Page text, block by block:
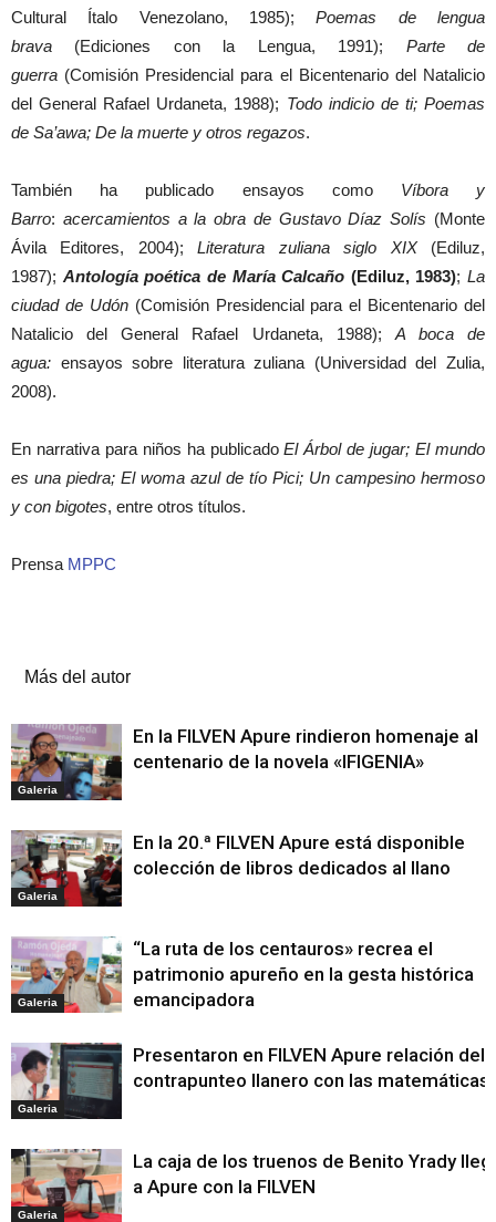
Cultural Ítalo Venezolano, 1985);Poemas de lengua
brava (Ediciones con la Lengua, 1991); Parte de
guerra (Comisión Presidencial para el Bicentenario del Natalicio
del General Rafael Urdaneta, 1988); Todo indicio de ti; Poemas
de Sa’awa; De la muerte y otros regazos.
También ha publicado ensayos como Víbora y
Barro: acercamientos a la obra de Gustavo Díaz Solís (Monte
Ávila Editores, 2004);Literatura zuliana siglo XIX(Ediluz,
1987); Antología poética de María Calcaño (Ediluz, 1983); La
ciudad de Udón(Comisión Presidencial para el Bicentenario del
Natalicio del General Rafael Urdaneta, 1988); A boca de
agua: ensayos sobre literatura zuliana (Universidad del Zulia,
2008).
En narrativa para niños ha publicadoEl Árbol de jugar; El mundo
es una piedra; El woma azul de tío Pici; Un campesino hermoso
y con bigotes, entre otros títulos.
Prensa MPPC
Más del autor
Galeria
En la FILVEN Apure rindieron homenaje al
centenario de la novela «IFIGENIA»
Galeria
En la 20.ª FILVEN Apure está disponible
colección de libros dedicados al llano
Galeria
“La ruta de los centauros» recrea el
patrimonio apureño en la gesta histórica
emancipadora
Galeria
Presentaron en FILVEN Apure relación del
contrapunteo llanero con las matemáticas
Galeria
La caja de los truenos de Benito Yrady
a Apure con la FILVEN